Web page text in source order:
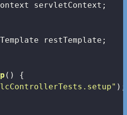
servletContext;
restTemplate;
()
{
);